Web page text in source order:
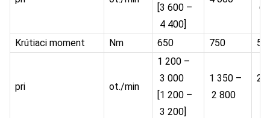
[3 600 –
4 400]
6
Krútiaci moment Nm 650 750
pri ot./min
1 200 –
3 000
[1 200 –
3 200]
1 350 –
2 800
2